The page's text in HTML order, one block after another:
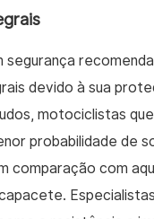
segurança
devido à sua
motociclistas
probabilidade de
comparação com